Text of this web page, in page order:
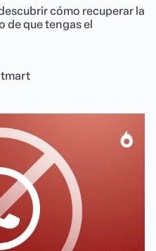
cómo recuperar la
de que tengas el